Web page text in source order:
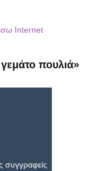
πουλιά»
συγγραφείς